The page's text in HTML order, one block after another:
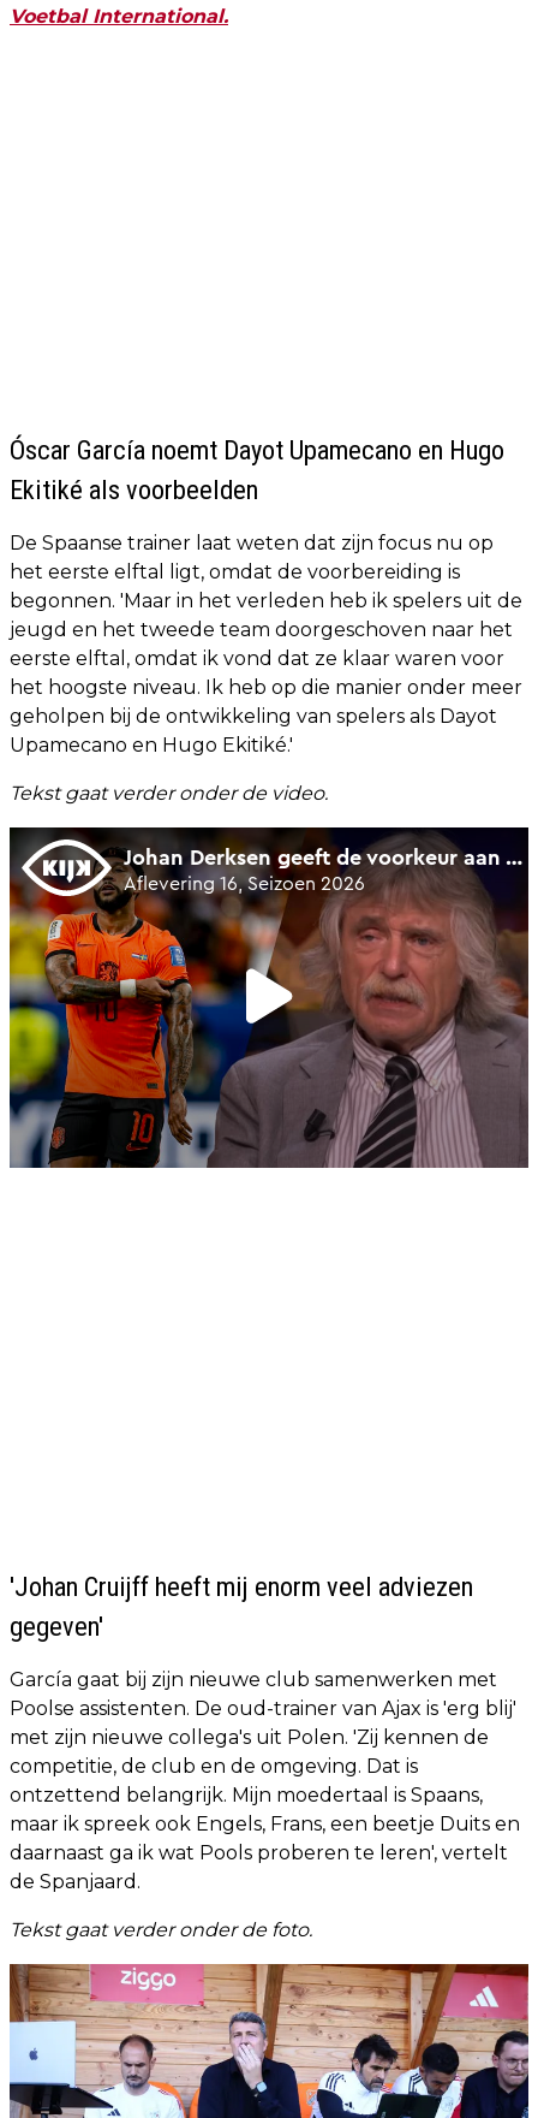
Voetbal International.
Óscar García noemt Dayot Upamecano en Hugo
Ekitiké als voorbeelden
De Spaanse trainer laat weten dat zijn focus nu op
het eerste elftal ligt, omdat de voorbereiding is
begonnen. 'Maar in het verleden heb ik spelers uit de
jeugd en het tweede team doorgeschoven naar het
eerste elftal, omdat ik vond dat ze klaar waren voor
het hoogste niveau. Ik heb op die manier onder meer
geholpen bij de ontwikkeling van spelers als Dayot
Upamecano en Hugo Ekitiké.'
Tekst gaat verder onder de video.
'Johan Cruijff heeft mij enorm veel adviezen
gegeven'
García gaat bij zijn nieuwe club samenwerken met
Poolse assistenten. De oud-trainer van Ajax is 'erg blij'
met zijn nieuwe collega's uit Polen. 'Zij kennen de
competitie, de club en de omgeving. Dat is
ontzettend belangrijk. Mijn moedertaal is Spaans,
maar ik spreek ook Engels, Frans, een beetje Duits en
daarnaast ga ik wat Pools proberen te leren', vertelt
de Spanjaard.
Tekst gaat verder onder de foto.